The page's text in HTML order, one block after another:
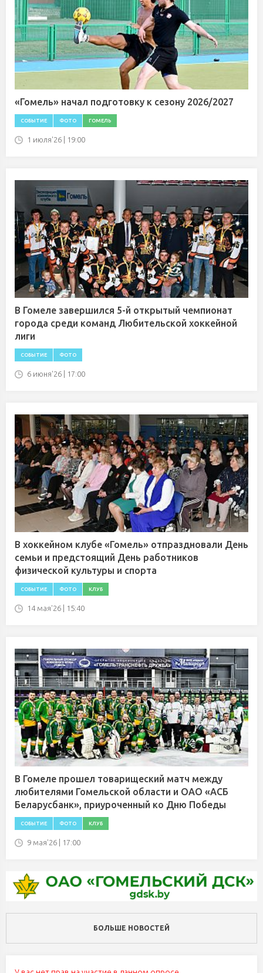
«Гомель» начал подготовку к сезону 2026/2027
СОБЫТИЕ ФОТО ГОМЕЛЬ
1 июля'26 | 19:00
В Гомеле завершился 5-й открытый чемпионат
города среди команд Любительской хоккейной
лиги
СОБЫТИЕ ФОТО
6 июня'26 | 17:00
В хоккейном клубе «Гомель» отпраздновали День
семьи и предстоящий День работников
физической культуры и спорта
СОБЫТИЕ ФОТО КЛУБ
14 мая'26 | 15:40
В Гомеле прошел товарищеский матч между
любителями Гомельской области и ОАО «АСБ
Беларусбанк», приуроченный ко Дню Победы
СОБЫТИЕ ФОТО КЛУБ
9 мая'26 | 17:00
БОЛЬШЕ НОВОСТЕЙ